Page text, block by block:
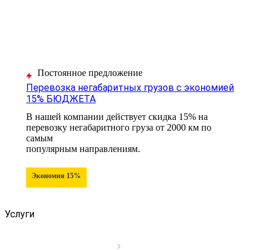
Постоянное предложение
Перевозка негабаритных грузов с экономией
15% БЮДЖЕТА
В нашей компании действует скидка 15% на
перевозку негабаритного груза от 2000 км по
самым
популярным направлениям.
Экономия 15%
Услуги